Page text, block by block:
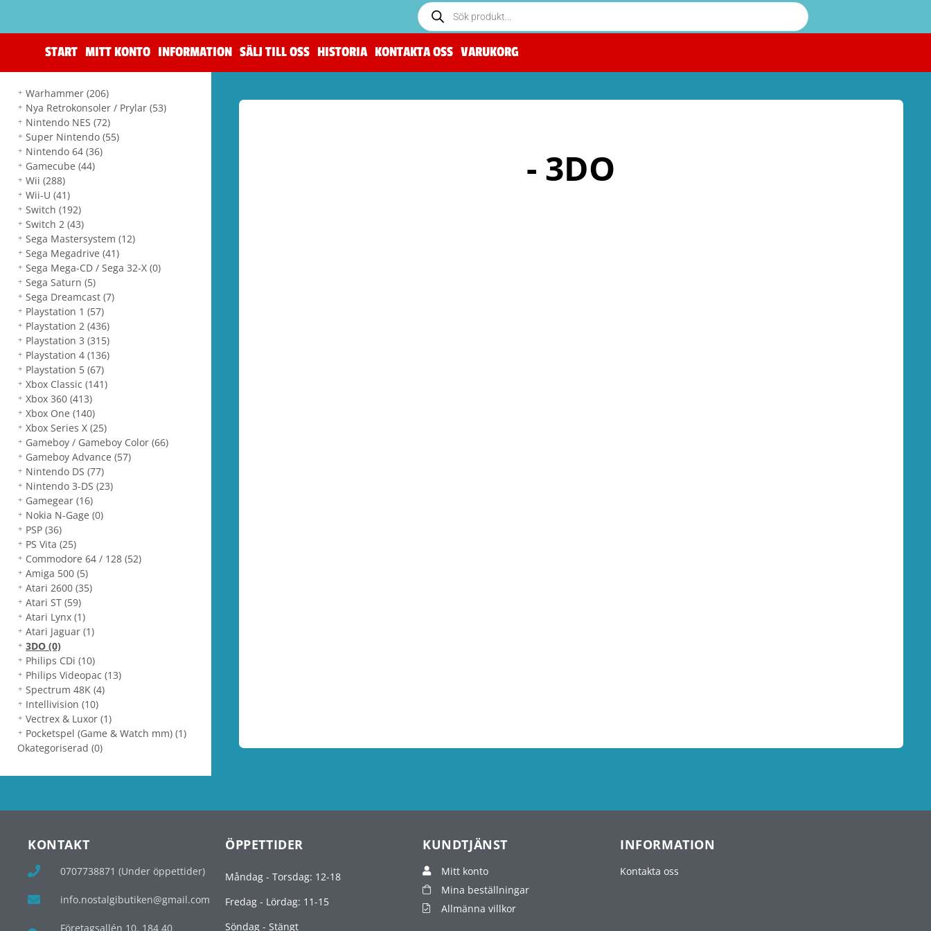
START MITT KONTO INFORMATION SÄLJ TILL OSS HISTORIA KONTAKTA OSS VARUKORG
Warhammer(206)
Nya Retrokonsoler / Prylar(53)
Nintendo NES(72)
Super Nintendo(55)
Nintendo 64(36)
Gamecube(44)
Wii(288)
Wii-U(41)
Switch(192)
Switch 2(43)
Sega Mastersystem(12)
Sega Megadrive(41)
Sega Mega-CD / Sega 32-X(0)
Sega Saturn(5)
Sega Dreamcast(7)
Playstation 1(57)
Playstation 2(436)
Playstation 3(315)
Playstation 4(136)
Playstation 5(67)
Xbox Classic(141)
Xbox 360(413)
Xbox One(140)
Xbox Series X(25)
Gameboy / Gameboy Color(66)
Gameboy Advance(57)
Nintendo DS(77)
Nintendo 3-DS(23)
Gamegear(16)
Nokia N-Gage(0)
PSP(36)
PS Vita(25)
Commodore 64 / 128(52)
Amiga 500(5)
Atari 2600(35)
Atari ST(59)
Atari Lynx(1)
Atari Jaguar(1)
3DO(0)
Philips CDi(10)
Philips Videopac(13)
Spectrum 48K(4)
Intellivision(10)
Vectrex & Luxor(1)
Pocketspel (Game & Watch mm)(1)
Okategoriserad (0)
- 3DO
KONTAKT
0707738871 (Under öppettider)
info.nostalgibutiken@gmail.com
Företagsallén 10, 184 40
ÖPPETTIDER
Måndag - Torsdag: 12-18
Fredag - Lördag: 11-15
Söndag - Stängt
KUNDTJÄNST
Mitt konto
Mina beställningar
Allmänna villkor
INFORMATION
Kontakta oss